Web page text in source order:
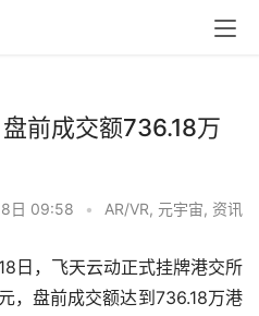
前成交额736.18万
日 09:58 • AR/VR, 元宇宙, 资讯
日，飞天云动正式挂牌港交所
，盘前成交额达到736.18万港